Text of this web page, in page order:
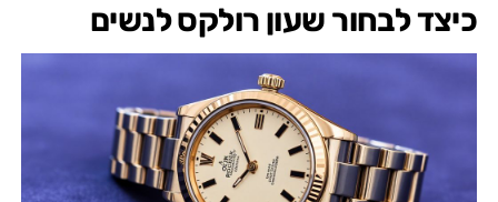
כיצד לבחור שעון רולקס לנשים